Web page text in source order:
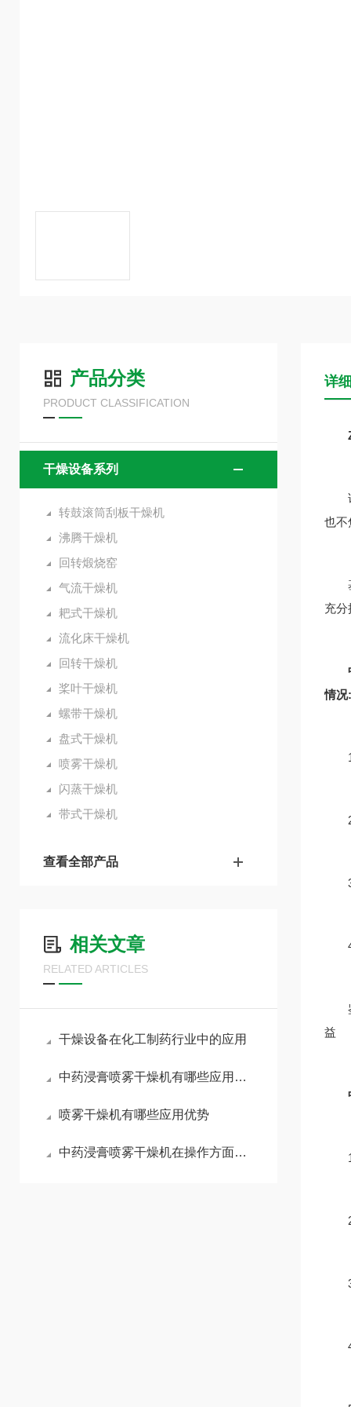
产品分类
PRODUCT CLASSIFICATION
干燥设备系列
转鼓滚筒刮板干燥机
沸腾干燥机
回转煅烧窑
气流干燥机
耙式干燥机
流化床干燥机
回转干燥机
桨叶干燥机
螺带干燥机
盘式干燥机
喷雾干燥机
闪蒸干燥机
带式干燥机
查看全部产品
相关文章
RELATED ARTICLES
干燥设备在化工制药行业中的应用
中药浸膏喷雾干燥机有哪些应用限制
喷雾干燥机有哪些应用优势
中药浸膏喷雾干燥机在操作方面也是有技巧的
详
该
也不
基
充
中
情况:
1
2
3
4
鉴
益
1
2
3
4